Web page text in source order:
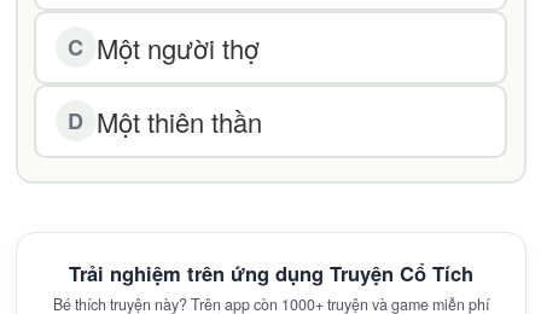
C Một người thợ
D Một thiên thần
Trải nghiệm trên ứng dụng Truyện Cổ Tích
Bé thích truyện này? Trên app còn 1000+ truyện và game miễn phí